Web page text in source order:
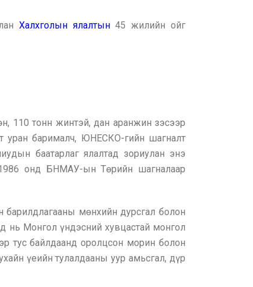
Халхголын ялалтын45 жилийн ойг
110 тонн жинтэй, дан аранжин зэсээр
уран барималч, ЮНЕСКО-гийн шагналт
баатарлаг ялалтад зориулан энэ
онд БНМАУ-ын Төрийн шагналаар
мөнхийн дурсгал болон
нь Монгол үндэсний хувцастай монгол
тус байлдаанд оролцсон морин болон
үеийн тулалдааны уур амьсгал, дүр